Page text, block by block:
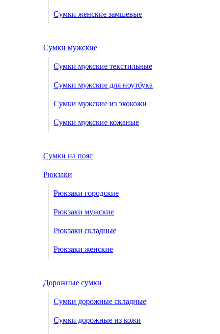
Сумки женские замшевые
Сумки мужские
Сумки мужские текстильные
Сумки мужские для ноутбука
Сумки мужские из экокожи
Сумки мужские кожаные
Сумки на пояс
Рюкзаки
Рюкзаки городские
Рюкзаки мужские
Рюкзаки складные
Рюкзаки женские
Дорожные сумки
Сумки дорожные складные
Сумки дорожные из кожи